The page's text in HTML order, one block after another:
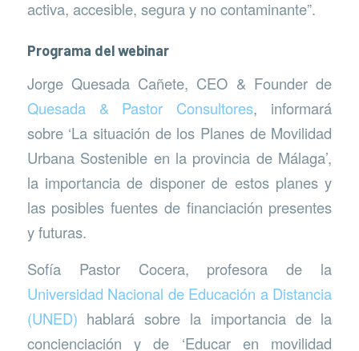
activa, accesible, segura y no contaminante”.
Programa del webinar
Jorge Quesada Cañete, CEO & Founder de
Quesada & Pastor Consultores, informará
sobre ‘La situación de los Planes de Movilidad
Urbana Sostenible en la provincia de Málaga’,
la importancia de disponer de estos planes y
las posibles fuentes de financiación presentes
y futuras.
Sofía Pastor Cocera, profesora de la
Universidad Nacional de Educación a Distancia
(UNED) hablará sobre la importancia de la
concienciación y de ‘Educar en movilidad